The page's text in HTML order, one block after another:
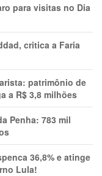
para visitas no Dia
critica a Faria
patrimônio de
a R$ 3,8 milhões
Penha: 783 mil
36,8% e atinge
Lula!